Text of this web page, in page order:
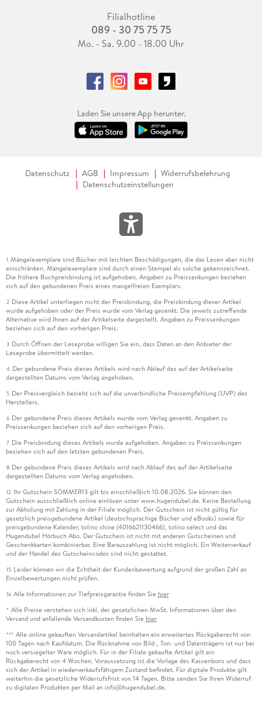
Filialhotline
089 - 30 75 75 75
Mo. - Sa. 9.00 - 18.00 Uhr
Laden Sie unsere App herunter.
Datenschutz AGB Impressum
Widerrufsbelehrung
Datenschutzeinstellungen
1 Mängelexemplare sind Bücher mit leichten Beschädigungen, die das Lesen aber nicht
einschränken. Mängelexemplare sind durch einen Stempel als solche gekennzeichnet.
Die frühere Buchpreisbindung ist aufgehoben. Angaben zu Preissenkungen beziehen
sich auf den gebundenen Preis eines mangelfreien Exemplars.
2 Diese Artikel unterliegen nicht der Preisbindung, die Preisbindung dieser Artikel
wurde aufgehoben oder der Preis wurde vom Verlag gesenkt. Die jeweils zutreffende
Alternative wird Ihnen auf der Artikelseite dargestellt. Angaben zu Preissenkungen
beziehen sich auf den vorherigen Preis.
3 Durch Öffnen der Leseprobe willigen Sie ein, dass Daten an den Anbieter der
Leseprobe übermittelt werden.
4 Der gebundene Preis dieses Artikels wird nach Ablauf des auf der Artikelseite
dargestellten Datums vom Verlag angehoben.
5 Der Preisvergleich bezieht sich auf die unverbindliche Preisempfehlung (UVP) des
Herstellers.
6 Der gebundene Preis dieses Artikels wurde vom Verlag gesenkt. Angaben zu
Preissenkungen beziehen sich auf den vorherigen Preis.
7 Die Preisbindung dieses Artikels wurde aufgehoben. Angaben zu Preissenkungen
beziehen sich auf den letzten gebundenen Preis.
8 Der gebundene Preis dieses Artikels wird nach Ablauf des auf der Artikelseite
dargestellten Datums vom Verlag angehoben.
12 Ihr Gutschein SOMMER13 gilt bis einschließlich 10.08.2026. Sie können den
Gutschein ausschließlich online einlösen unter www.hugendubel.de. Keine Bestellung
zur Abholung mit Zahlung in der Filiale möglich. Der Gutschein ist nicht gültig für
gesetzlich preisgebundene Artikel (deutschsprachige Bücher und eBooks) sowie für
preisgebundene Kalender, tolino shine (4016621130466), tolino select und das
Hugendubel Hörbuch Abo. Der Gutschein ist nicht mit anderen Gutscheinen und
Geschenkkarten kombinierbar. Eine Barauszahlung ist nicht möglich. Ein Weiterverkauf
und der Handel des Gutscheincodes sind nicht gestattet.
15 Leider können wir die Echtheit der Kundenbewertung aufgrund der großen Zahl an
Einzelbewertungen nicht prüfen.
16 Alle Informationen zur Tiefpreisgarantie finden Sie hier
* Alle Preise verstehen sich inkl. der gesetzlichen MwSt. Informationen über den
Versand und anfallende Versandkosten finden Sie hier
*** Alle online gekauften Versandartikel beinhalten ein erweitertes Rückgaberecht von
100 Tagen nach Kaufdatum. Die Rücknahme von Bild-, Ton- und Datenträgern ist nur bei
noch versiegelter Ware möglich. Für in der Filiale gekaufte Artikel gilt ein
Rückgaberecht von 4 Wochen. Voraussetzung ist die Vorlage des Kassenbons und dass
sich der Artikel in wiederverkaufsfähigem Zustand befindet. Für digitale Produkte gilt
weiterhin die gesetzliche Widerrufsfrist von 14 Tagen. Bitte senden Sie Ihren Widerruf
zu digitalen Produkten per Mail an info@hugendubel.de.